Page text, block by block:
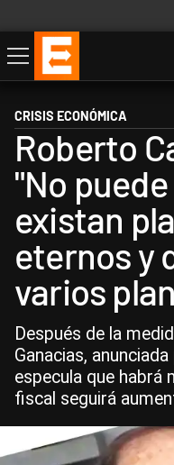
Economía
Política
Internacional
Actualidad
Descargá la App
CRISIS ECONÓMICA
Roberto
"No
existan
eternos y
varios
Después de la
Ganacias,
especula que habrá
fiscal seguirá